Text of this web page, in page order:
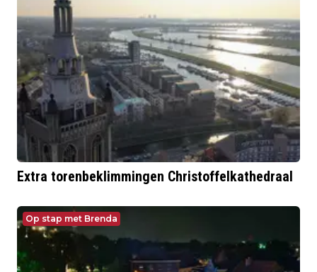
Extra torenbeklimmingen Christoffelkathedraal
Op stap met Brenda